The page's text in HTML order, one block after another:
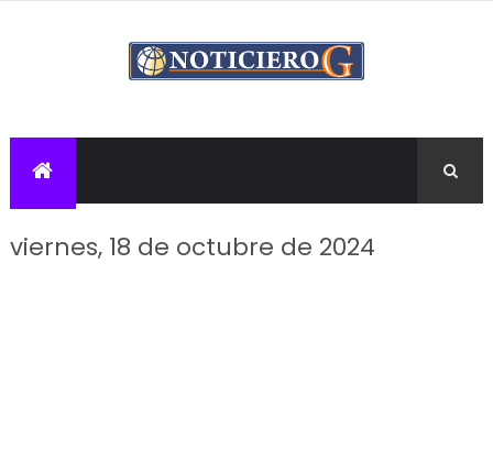
viernes, 18 de octubre de 2024